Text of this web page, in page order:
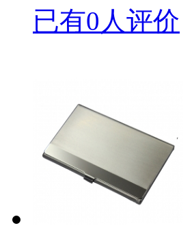
已有0人评价